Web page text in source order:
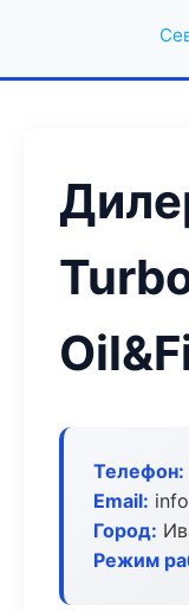
Телефон:
Email:
Город:
Режим